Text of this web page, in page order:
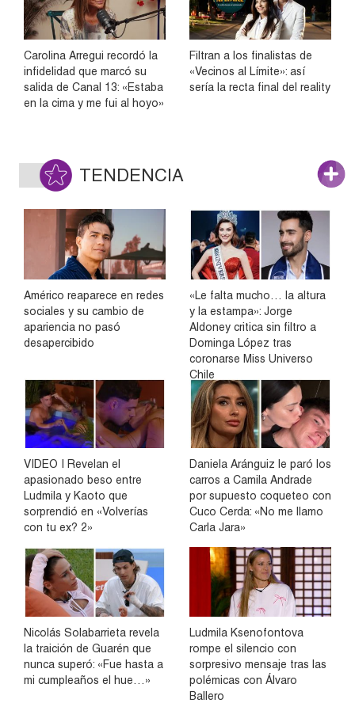
Carolina Arregui recordó la
infidelidad que marcó su
salida de Canal 13: «Estaba
en la cima y me fui al hoyo»
Filtran a los finalistas de
«Vecinos al Límite»: así
sería la recta final del reality
TENDENCIA
Américo reaparece en redes
sociales y su cambio de
apariencia no pasó
desapercibido
«Le falta mucho… la altura
y la estampa»: Jorge
Aldoney critica sin filtro a
Dominga López tras
coronarse Miss Universo
Chile
VIDEO | Revelan el
apasionado beso entre
Ludmila y Kaoto que
sorprendió en «Volverías
con tu ex? 2»
Daniela Aránguiz le paró los
carros a Camila Andrade
por supuesto coqueteo con
Cuco Cerda: «No me llamo
Carla Jara»
Nicolás Solabarrieta revela
la traición de Guarén que
nunca superó: «Fue hasta a
mi cumpleaños el hue…»
Ludmila Ksenofontova
rompe el silencio con
sorpresivo mensaje tras las
polémicas con Álvaro
Ballero